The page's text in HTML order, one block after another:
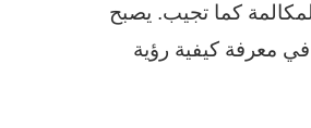
كما تجيب. يصبح
معرفة كيفية رؤية